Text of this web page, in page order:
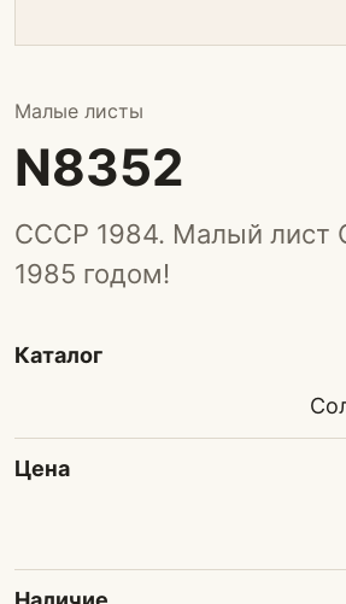
Малые листы
N8352
СССР 1984. Малый лист
1985 годом!
Каталог
Цена